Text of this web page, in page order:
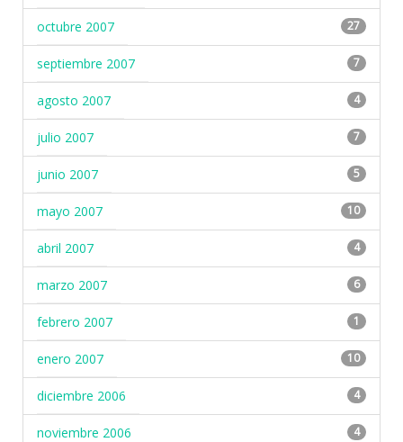
octubre 2007 27
septiembre 2007 7
agosto 2007 4
julio 2007 7
junio 2007 5
mayo 2007 10
abril 2007 4
marzo 2007 6
febrero 2007 1
enero 2007 10
diciembre 2006 4
noviembre 2006 4